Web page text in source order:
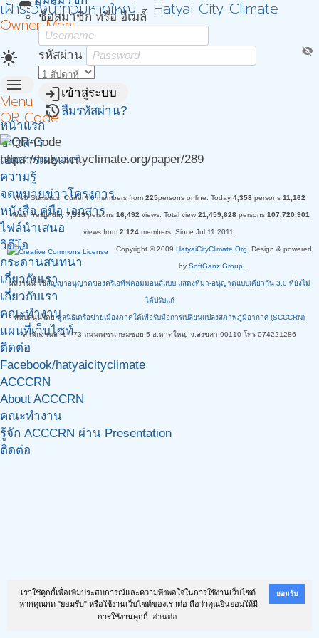
เราใช้คุกกี้เพื่อเพิ่มประสบการณ์และความพึงพอใจในการใช้งานเว็บไซต์
หากคุณกด "ยอมรับ" หรือใช้งานเว็บไซต์ของเราต่อ ถือว่าคุณยินยอมให้มี
การใช้งานคุกกี้
อ่านต่อ
ยอมรับ
เฝ้าระวังน้ำท่วมหาดใหญ่ - Hatyai City Climate
Owner Menu
light_mode
ชื่อสมาชิก หรือ อีเมล์
รหัสผ่าน visibility_off
loginเข้าสู่ระบบ
restoreลืมรหัสผ่าน?
menu
Menu
หน้าแรก
ข่าวสาร
เอกสารเผยแพร่
ความรู้
จดหมายข่าวโครงการ
หนังสือ คู่มือ เอกสาร
ไฟล์นำเสนอ
วิดีโอ
กระดานสนทนา
เกี่ยวกับเรา.
เกี่ยวกับเรา
คณะทำงาน
แผนที่เว็บไซท์
ติดต่อ
Facebook/hatyaicityclimate
ACCCRN
About ACCCRN
คณะทำงาน
รู้จัก ACCCRN ผ่าน Presentation
ติดต่อ
QR Code
https://hatyaicityclimate.org/paper/289
Web Statistics:Current0members from 225persons online. Today 4,358 persons 11,162
views.Yesterday 7,339persons 16,492 views. Total view 21,459,628 persons 107,720,901
views from 2,124 members. Since Jul,11 2011.
Copyright © 2009 HatyaiCityClimate.Org . Design & powered
by SoftGanz Group.
ผลงานนี้ ใช้สัญญาอนุญาตของครีเอทีฟคอมมอนส์แบบ แสดงที่มา-อนุญาตแบบเดียวกัน 3.0 ที่ยังไม่
ได้ปรับแก้
สนับสนุนโดยมูลนิธิเครือข่ายเมืองภาคใต้เพื่อรับมือการเปลี่ยนแปลงสภาพภูมิอากาศ (SCCCRN)
สำนักงานสาขา 73 ถนนเพชรเกษมซอย 5 อ.หาดใหญ่ จ.สงขลา 90110 โทร 074221286